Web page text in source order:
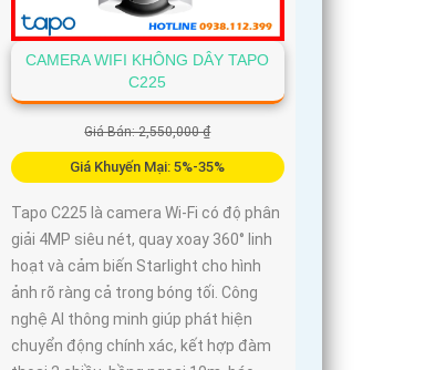
CAMERA WIFI KHÔNG DÂY TAPO
C225
Giá Bán: 2,550,000 ₫
Giá Khuyến Mại: 5%-35%
Tapo C225 là camera Wi-Fi có độ phân
giải 4MP siêu nét, quay xoay 360° linh
hoạt và cảm biến Starlight cho hình
ảnh rõ ràng cả trong bóng tối. Công
nghệ AI thông minh giúp phát hiện
chuyển động chính xác, kết hợp đàm